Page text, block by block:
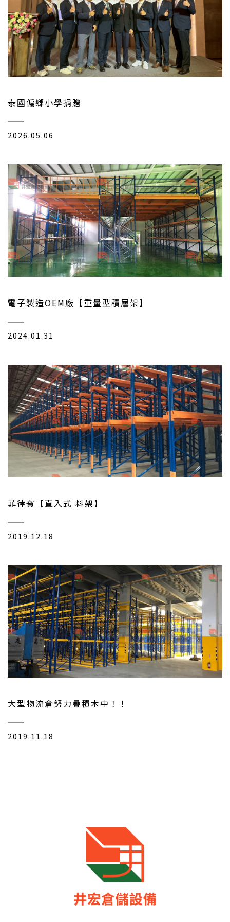
泰國偏鄉小學捐贈
2026.05.06
電子製造OEM廠【重量型積層架】
2024.01.31
菲律賓【直入式 料架】
2019.12.18
大型物流倉努力疊積木中！！
2019.11.18